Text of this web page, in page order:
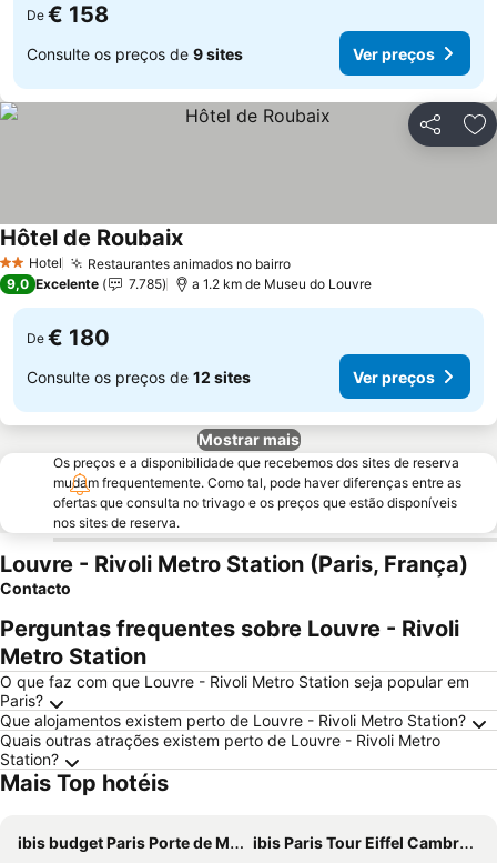
De € 158
Consulte os preços de 9 sites Ver preços
Partilhar
2 Estrelas
Hotel Restaurantes animados no bairro
Hôtel de Roubaix
9,0 Excelente 7.785 a 1.2 km de Museu do Louvre
De € 180
Consulte os preços de 12 sites Ver preços
Mostrar mais
Os preços e a disponibilidade que recebemos dos sites de reserva
mudam frequentemente. Como tal, pode haver diferenças entre as
ofertas que consulta no trivago e os preços que estão disponíveis
nos sites de reserva.
Louvre - Rivoli Metro Station (Paris, França)
Contacto
Perguntas frequentes sobre Louvre - Rivoli
Metro Station
O que faz com que Louvre - Rivoli Metro Station seja popular em
Paris?
Que alojamentos existem perto de Louvre - Rivoli Metro Station?
Quais outras atrações existem perto de Louvre - Rivoli Metro
Station?
Mais Top hotéis
ibis budget Paris Porte de Montmartre
ibis Paris Tour Eiffel Cambronne 15ème